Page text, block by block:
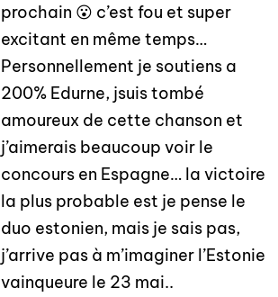
prochain 😮 c’est fou et super
excitant en même temps…
Personnellement je soutiens a
200% Edurne, jsuis tombé
amoureux de cette chanson et
j’aimerais beaucoup voir le
concours en Espagne… la victoire
la plus probable est je pense le
duo estonien, mais je sais pas,
j’arrive pas à m’imaginer l’Estonie
vainqueure le 23 mai..